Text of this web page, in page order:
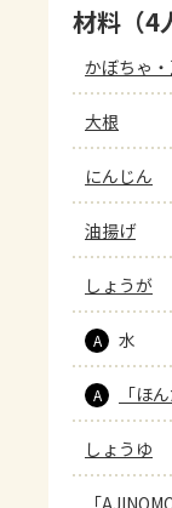
材料（4
かぼちゃ
大根
にんじん
油揚げ
しょうが
A 水
A 「ほ
しょうゆ